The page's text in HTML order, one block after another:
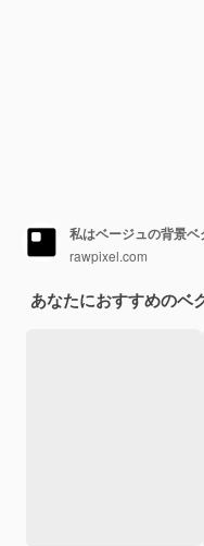
rawpixel.com
あなたにおすすめのベ